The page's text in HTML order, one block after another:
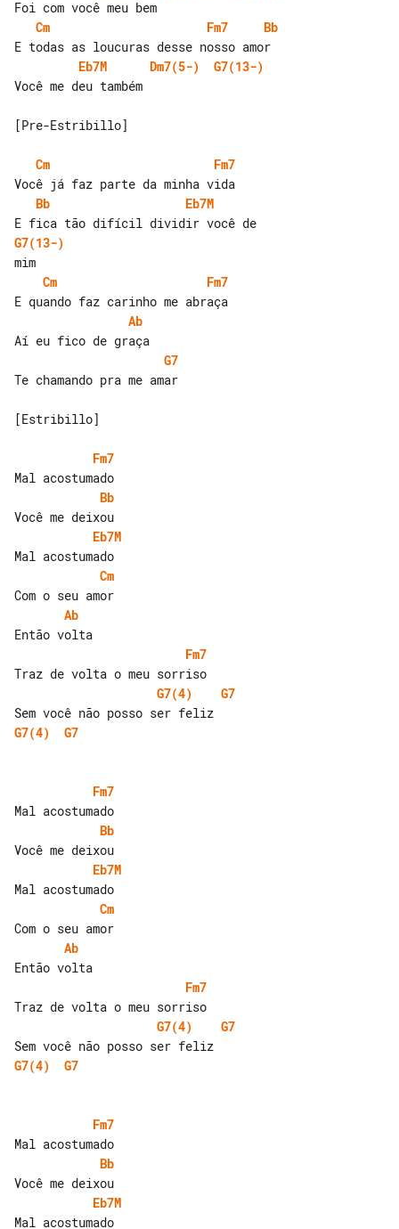
Cm
Fm7
Bb
Eb7M
Dm7(5-)
G7(13-)
Você me deu também
[Pre-Estribillo]
Cm
Fm7
Bb
Eb7M
G7(13-)
Cm
Fm7
Ab
G7
Te chamando pra me amar
[Estribillo]
Fm7
Bb
Eb7M
Cm
Ab
Fm7
G7(4)
G7
G7(4)
G7
Fm7
Bb
Eb7M
Cm
Ab
Fm7
G7(4)
G7
G7(4)
G7
Fm7
Bb
Eb7M